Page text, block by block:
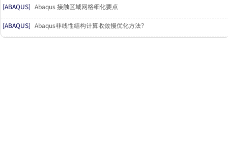
[ABAQUS] Abaqus 接触区域网格细化要点
[ABAQUS] Abaqus非线性结构计算收敛慢优化方法？